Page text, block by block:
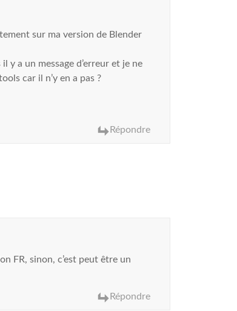
sur ma version de Blender
y a un message d’erreur et je ne
car il n’y en a pas ?
Répondre
FR, sinon, c’est peut être un
Répondre